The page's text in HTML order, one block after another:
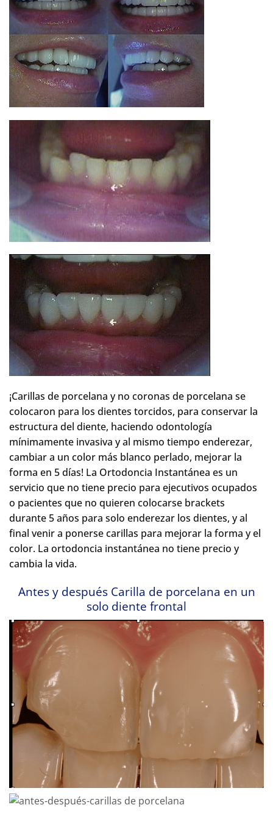
¡Carillas de porcelana y no coronas de porcelana se
colocaron para los dientes torcidos, para conservar la
estructura del diente, haciendo odontología
mínimamente invasiva y al mismo tiempo enderezar,
cambiar a un color más blanco perlado, mejorar la
forma en 5 días! La Ortodoncia Instantánea es un
servicio que no tiene precio para ejecutivos ocupados
o pacientes que no quieren colocarse brackets
durante 5 años para solo enderezar los dientes, y al
final venir a ponerse carillas para mejorar la forma y el
color. La ortodoncia instantánea no tiene precio y
cambia la vida.
Antes y después Carilla de porcelana en un
solo diente frontal